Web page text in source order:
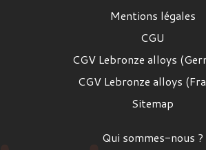
Mentions légales
CGU
CGV Lebronze alloys
CGV Lebronze alloys
Sitemap
Qui sommes-nous ?